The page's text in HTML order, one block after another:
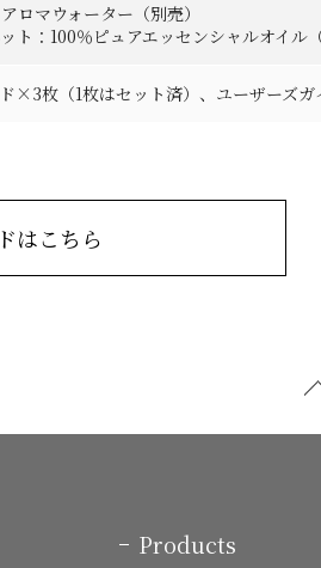
ロマウォーター（別売）
ト：100％ピュアエッセンシャルオイル（
×3枚（1枚はセット済）、ユーザーズガ
はこちら
Products